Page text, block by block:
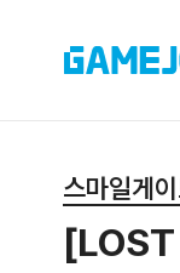
스마일게
[LOST